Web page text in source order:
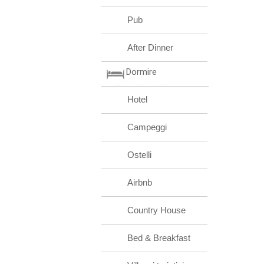
Pub
After Dinner
Dormire
Hotel
Campeggi
Ostelli
Airbnb
Country House
Bed & Breakfast